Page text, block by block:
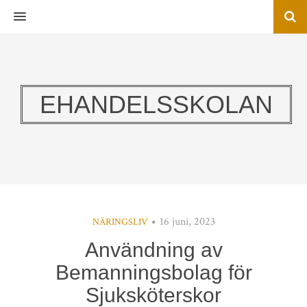
MENU
EHANDELSSKOLAN
NÄRINGSLIV 16 juni, 2023
Användning av
Bemanningsbolag för
Sjuksköterskor